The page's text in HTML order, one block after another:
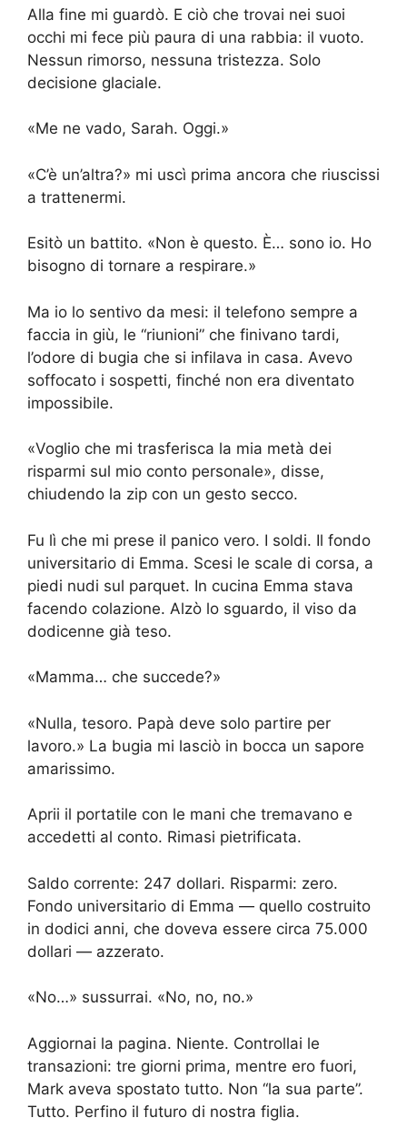
Alla fine mi guardò. E ciò che trovai nei suoi
occhi mi fece più paura di una rabbia: il vuoto.
Nessun rimorso, nessuna tristezza. Solo
decisione glaciale.
«Me ne vado, Sarah. Oggi.»
«C’è un’altra?» mi uscì prima ancora che riuscissi
a trattenermi.
Esitò un battito. «Non è questo. È… sono io. Ho
bisogno di tornare a respirare.»
Ma io lo sentivo da mesi: il telefono sempre a
faccia in giù, le “riunioni” che finivano tardi,
l’odore di bugia che si infilava in casa. Avevo
soffocato i sospetti, finché non era diventato
impossibile.
«Voglio che mi trasferisca la mia metà dei
risparmi sul mio conto personale», disse,
chiudendo la zip con un gesto secco.
Fu lì che mi prese il panico vero. I soldi. Il fondo
universitario di Emma. Scesi le scale di corsa, a
piedi nudi sul parquet. In cucina Emma stava
facendo colazione. Alzò lo sguardo, il viso da
dodicenne già teso.
«Mamma… che succede?»
«Nulla, tesoro. Papà deve solo partire per
lavoro.» La bugia mi lasciò in bocca un sapore
amarissimo.
Aprii il portatile con le mani che tremavano e
accedetti al conto. Rimasi pietrificata.
Saldo corrente: 247 dollari. Risparmi: zero.
Fondo universitario di Emma — quello costruito
in dodici anni, che doveva essere circa 75.000
dollari — azzerato.
«No…» sussurrai. «No, no, no.»
Aggiornai la pagina. Niente. Controllai le
transazioni: tre giorni prima, mentre ero fuori,
Mark aveva spostato tutto. Non “la sua parte”.
Tutto. Perfino il futuro di nostra figlia.